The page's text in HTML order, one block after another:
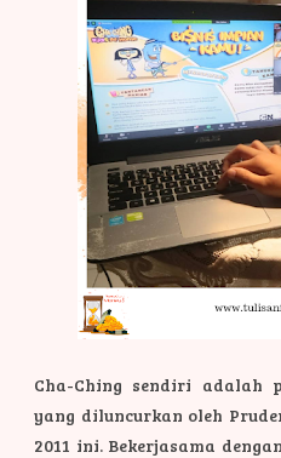
Cha-Ching sendiri adalah
yang diluncurkan oleh
2011 ini. Bekerjasama